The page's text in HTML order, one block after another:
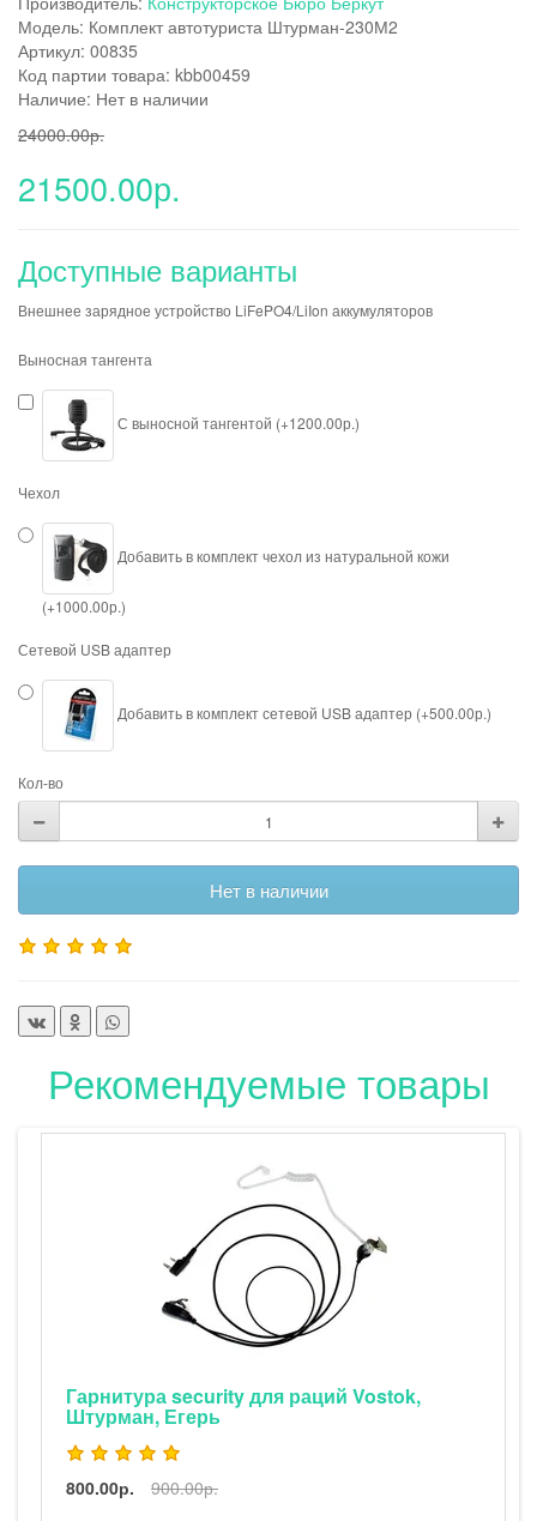
Модель: Комплект автотуриста Штурман-230М2
Артикул: 00835
Код партии товара: kbb00459
Наличие: Нет в наличии
24000.00р.
21500.00р.
Доступные варианты
Внешнее зарядное устройство LiFePO4/LiIon аккумуляторов
Выносная тангента
С выносной тангентой (+1200.00р.)
Чехол
Добавить в комплект чехол из натуральной кожи
(+1000.00р.)
Сетевой USB адаптер
Добавить в комплект сетевой USB адаптер (+500.00р.)
Кол-во
Нет в наличии
Рекомендуемые товары
Гарнитура security для раций Vostok,
Штурман, Егерь
800.00р. 900.00р.